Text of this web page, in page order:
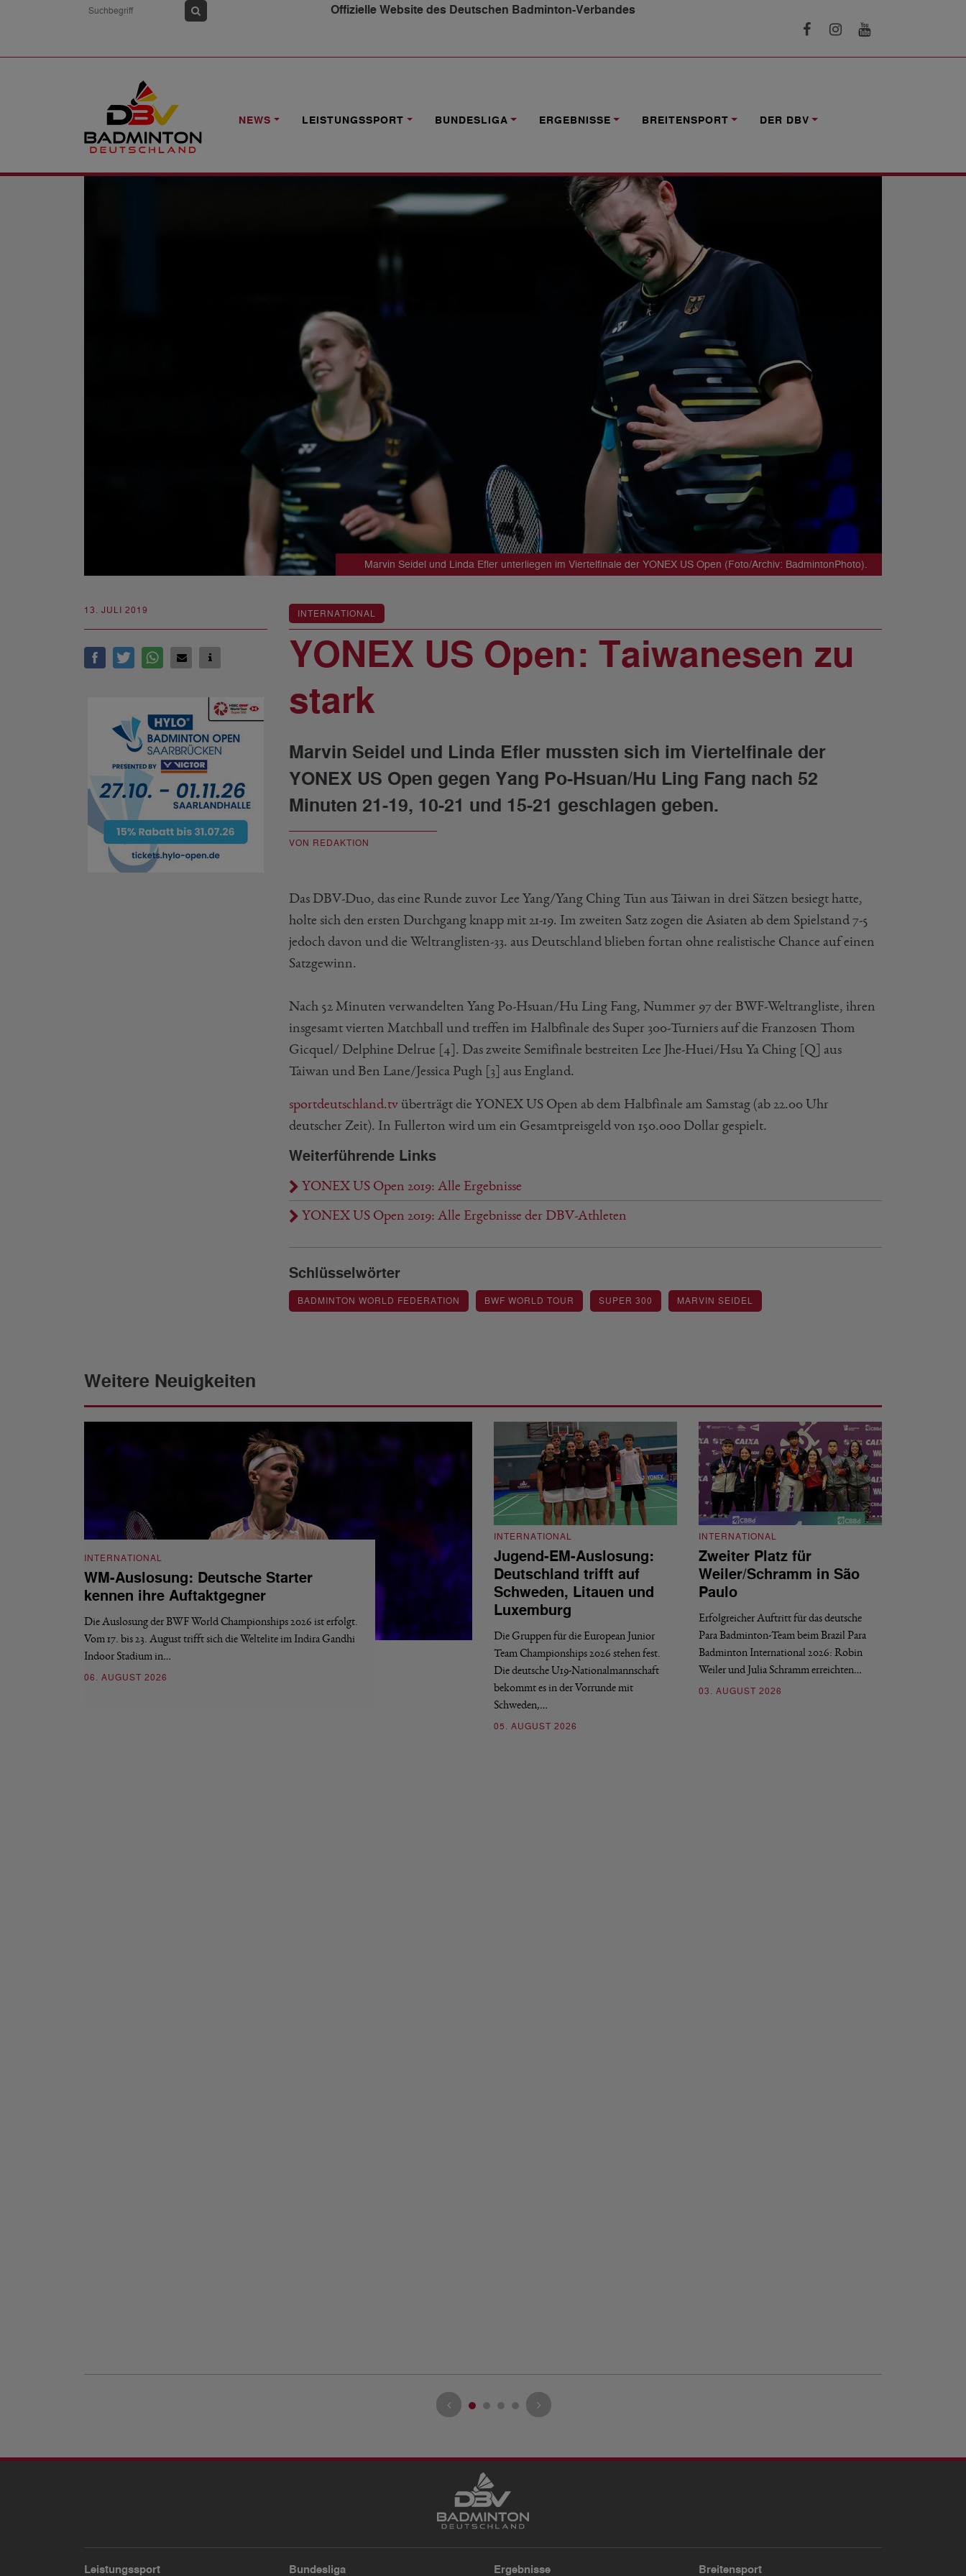
Offizielle Website des Deutschen Badminton-Verbandes
NEWS LEISTUNGSSPORT BUNDESLIGA ERGEBNISSE BREITENSPORT DER DBV
NEWS
Marvin Seidel und Linda Efler unterliegen im Viertelfinale der YONEX US Open (Foto/Archiv: BadmintonPhoto).
13. JULI 2019 INTERNATIONAL
YONEX US Open: Taiwanesen zu
stark
Marvin Seidel und Linda Efler mussten sich im Viertelfinale der
YONEX US Open gegen Yang Po-Hsuan/Hu Ling Fang nach 52
Minuten 21-19, 10-21 und 15-21 geschlagen geben.
VON REDAKTION
Das DBV-Duo, das eine Runde zuvor Lee Yang/Yang Ching Tun aus Taiwan in drei Sätzen besiegt hatte,
holte sich den ersten Durchgang knapp mit 21-19. Im zweiten Satz zogen die Asiaten ab dem Spielstand 7-5
jedoch davon und die Weltranglisten-33. aus Deutschland blieben fortan ohne realistische Chance auf einen
Satzgewinn.
Nach 52 Minuten verwandelten Yang Po-Hsuan/Hu Ling Fang, Nummer 97 der BWF-Weltrangliste, ihren
insgesamt vierten Matchball und treffen im Halbfinale des Super 300-Turniers auf die Franzosen Thom
Gicquel/ Delphine Delrue [4]. Das zweite Semifinale bestreiten Lee Jhe-Huei/Hsu Ya Ching [Q] aus
Taiwan und Ben Lane/Jessica Pugh [3] aus England.
sportdeutschland.tv überträgt die YONEX US Open ab dem Halbfinale am Samstag (ab 22.00 Uhr
deutscher Zeit). In Fullerton wird um ein Gesamtpreisgeld von 150.000 Dollar gespielt.
Weiterführende Links
YONEX US Open 2019: Alle Ergebnisse
YONEX US Open 2019: Alle Ergebnisse der DBV-Athleten
Schlüsselwörter
BADMINTON WORLD FEDERATION BWF WORLD TOUR SUPER 300 MARVIN SEIDEL
Weitere Neuigkeiten
INTERNATIONAL
WM-Auslosung: Deutsche Starter
kennen ihre Auftaktgegner
Die Auslosung der BWF World Championships 2026 ist erfolgt.
Vom 17. bis 23. August trifft sich die Weltelite im Indira Gandhi
Indoor Stadium in…
06. AUGUST 2026
INTERNATIONAL
Jugend-EM-Auslosung:
Deutschland trifft auf
Schweden, Litauen und
Luxemburg
Die Gruppen für die European Junior
Team Championships 2026 stehen fest.
Die deutsche U19-Nationalmannschaft
bekommt es in der Vorrunde mit
Schweden,…
05. AUGUST 2026
INTERNATIONAL
Zweiter Platz für
Weiler/Schramm in São
Paulo
Erfolgreicher Auftritt für das deutsche
Para Badminton-Team beim Brazil Para
Badminton International 2026: Robin
Weiler und Julia Schramm erreichten…
03. AUGUST 2026
Leistungssport Bundesliga Ergebnisse Breitensport